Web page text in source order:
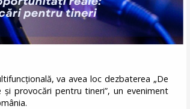
va avea loc dezbaterea „De
provocări pentru tineri”, un eveniment